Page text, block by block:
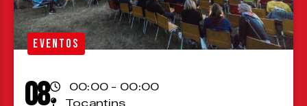
EVENTOS
08
00:00 - 00:00
Tocantins